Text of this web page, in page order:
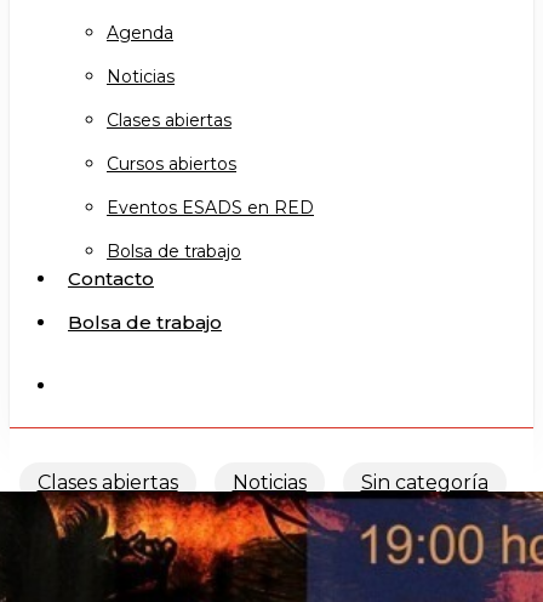
Agenda
Noticias
Clases abiertas
Cursos abiertos
Eventos ESADS en RED
Bolsa de trabajo
Contacto
Bolsa de trabajo
Clases abiertas Noticias Sin categoría
Drama Romántico (GC)